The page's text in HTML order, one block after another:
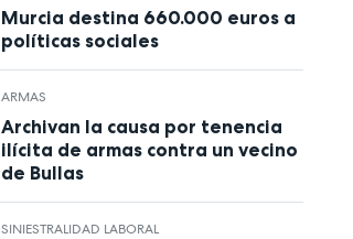
Murcia destina 660.000 euros a
políticas sociales
ARMAS
Archivan la causa por tenencia
ilícita de armas contra un vecino
de Bullas
SINIESTRALIDAD LABORAL